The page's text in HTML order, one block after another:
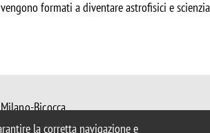
la corretta navigazione e
formati a diventare astrofisici e
Bicocca
Milano